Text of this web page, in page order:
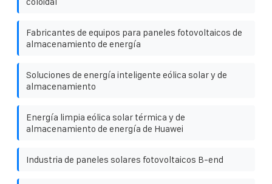
Fabricantes de equipos para paneles fotovoltaicos de
almacenamiento de energía
Soluciones de energía inteligente eólica solar y de
almacenamiento
Energía limpia eólica solar térmica y de
almacenamiento de energía de Huawei
Industria de paneles solares fotovoltaicos B-end